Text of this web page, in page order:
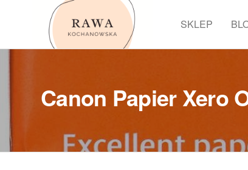
SKLEP
Canon Papier Xero